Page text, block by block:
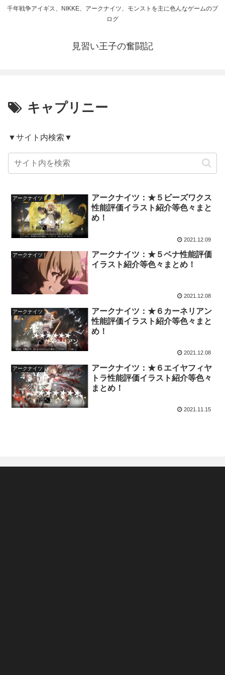
千年戦争アイギス、NIKKE、アークナイツ、モンストを主に色んなゲームのブ
ログ
見習い王子の奮闘記
キャプリニー
▼サイト内検索▼
アークナイツ
アークナイツ：★５ビーズワクス
性能評価イラスト紹介等色々まと
め！
2021.12.09
アークナイツ
アークナイツ：★５ベナ性能評価
イラスト紹介等色々まとめ！
2021.12.08
アークナイツ
アークナイツ：★６カーネリアン
性能評価イラスト紹介等色々まと
め！
2021.12.08
アークナイツ
アークナイツ：★６エイヤフィヤ
トラ性能評価イラスト紹介等色々
まとめ！
2021.11.15